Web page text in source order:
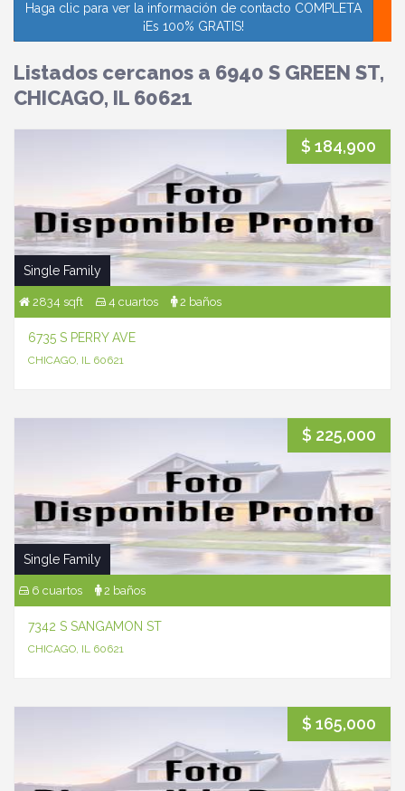
Haga clic para ver la información de contacto COMPLETA
¡Es 100% GRATIS!
Listados cercanos a 6940 S GREEN ST,
CHICAGO, IL 60621
$ 184,900
Single Family
2834 sqft 4 cuartos 2 baños
6735 S PERRY AVE
CHICAGO, IL 60621
$ 225,000
Single Family
6 cuartos 2 baños
7342 S SANGAMON ST
CHICAGO, IL 60621
$ 165,000